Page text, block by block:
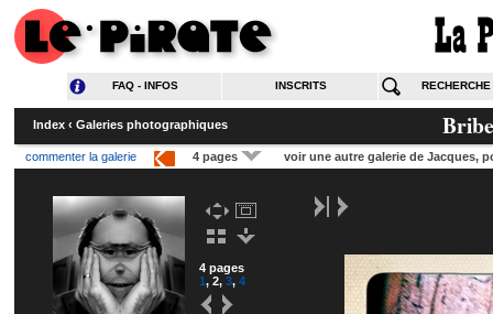
FAQ - INFOS INSCRITS RECHERCHE
Index ‹ Galeries photographiques
commenter la galerie 4 pages voir une autre galerie de Jacques,
4 pages
1, 2, 3, 4